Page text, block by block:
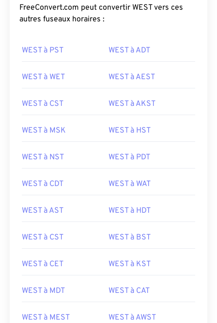
FreeConvert.com peut convertir WEST vers ces
autres fuseaux horaires :
WEST à PST WEST à ADT
WEST à WET WEST à AEST
WEST à CST WEST à AKST
WEST à MSK WEST à HST
WEST à NST WEST à PDT
WEST à CDT WEST à WAT
WEST à AST WEST à HDT
WEST à CST WEST à BST
WEST à CET WEST à KST
WEST à MDT WEST à CAT
WEST à MEST WEST à AWST